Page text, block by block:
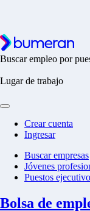
Buscar empleo por
Lugar de trabajo
Crear cuenta
Ingresar
Buscar empresas
Jóvenes
Puestos
Bolsa de